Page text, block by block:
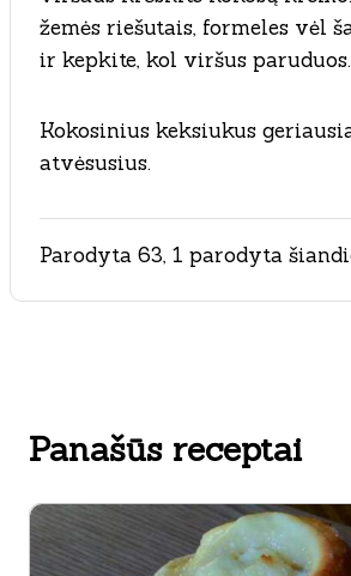
žemės riešutais, formeles vėl
ir kepkite, kol viršus paruduos.
Kokosinius keksiukus
atvėsusius.
Parodyta 63, 1 parodyta
Panašūs receptai